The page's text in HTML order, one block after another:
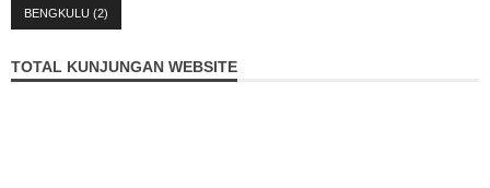
BENGKULU (2)
TOTAL KUNJUNGAN WEBSITE